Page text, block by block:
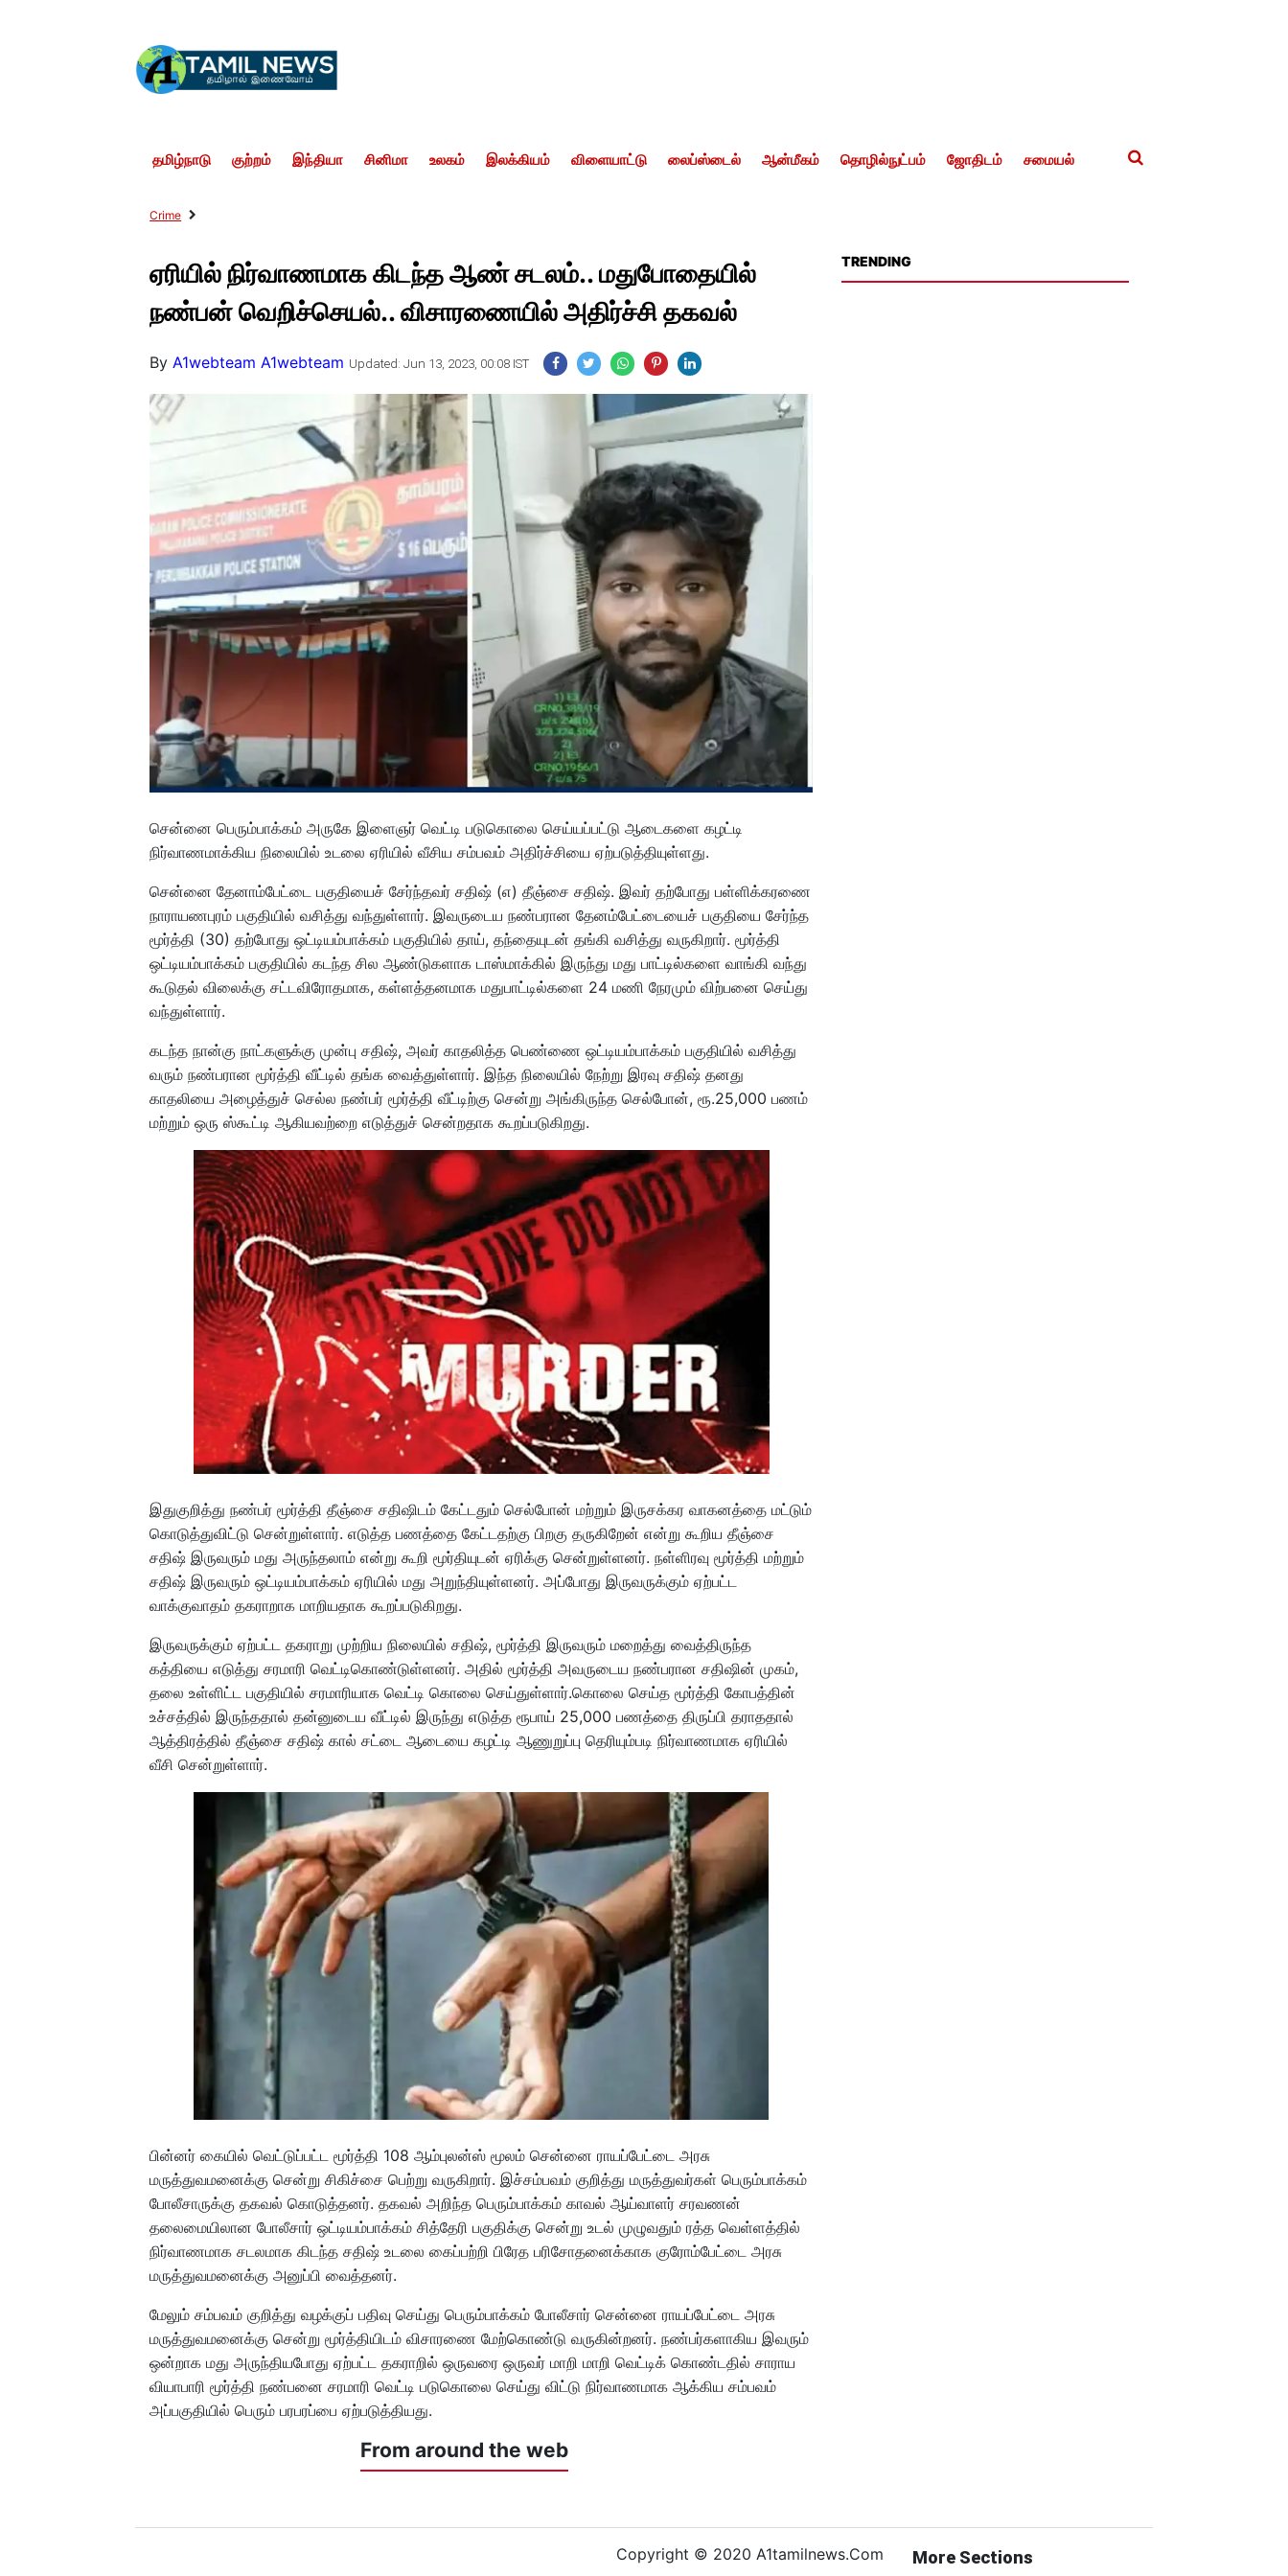
தமிழ்நாடு குற்றம் இந்தியா சினிமா உலகம் இலக்கியம் விளையாட்டு லைப்ஸ்டைல் ஆன்மீகம் தொழில்நுட்பம் ஜோதிடம் சமையல்
Crime
ஏரியில் நிர்வாணமாக கிடந்த ஆண் சடலம்.. மதுபோதையில்
நண்பன் வெறிச்செயல்.. விசாரணையில் அதிர்ச்சி தகவல்
ByA1webteam A1webteam Updated: Jun 13, 2023, 00:08 IST
சென்னை பெரும்பாக்கம் அருகே இளைஞர் வெட்டி படுகொலை செய்யப்பட்டு ஆடைகளை கழட்டி
நிர்வாணமாக்கிய நிலையில் உடலை ஏரியில் வீசிய சம்பவம் அதிர்ச்சியை ஏற்படுத்தியுள்ளது.
சென்னை தேனாம்பேட்டை பகுதியைச் சேர்ந்தவர் சதிஷ் (எ) தீஞ்சை சதிஷ். இவர் தற்போது பள்ளிக்கரணை
நாராயணபுரம் பகுதியில் வசித்து வந்துள்ளார். இவருடைய நண்பரான தேனம்பேட்டையைச் பகுதியை சேர்ந்த
மூர்த்தி (30) தற்போது ஒட்டியம்பாக்கம் பகுதியில் தாய், தந்தையுடன் தங்கி வசித்து வருகிறார். மூர்த்தி
ஒட்டியம்பாக்கம் பகுதியில் கடந்த சில ஆண்டுகளாக டாஸ்மாக்கில் இருந்து மது பாட்டில்களை வாங்கி வந்து
கூடுதல் விலைக்கு சட்டவிரோதமாக, கள்ளத்தனமாக மதுபாட்டில்களை 24 மணி நேரமும் விற்பனை செய்து
வந்துள்ளார்.
கடந்த நான்கு நாட்களுக்கு முன்பு சதிஷ், அவர் காதலித்த பெண்ணை ஒட்டியம்பாக்கம் பகுதியில் வசித்து
வரும் நண்பரான மூர்த்தி வீட்டில் தங்க வைத்துள்ளார். இந்த நிலையில் நேற்று இரவு சதிஷ் தனது
காதலியை அழைத்துச் செல்ல நண்பர் மூர்த்தி வீட்டிற்கு சென்று அங்கிருந்த செல்போன், ரூ.25,000 பணம்
மற்றும் ஒரு ஸ்கூட்டி ஆகியவற்றை எடுத்துச் சென்றதாக கூறப்படுகிறது.
இதுகுறித்து நண்பர் மூர்த்தி தீஞ்சை சதிஷிடம் கேட்டதும் செல்போன் மற்றும் இருசக்கர வாகனத்தை மட்டும்
கொடுத்துவிட்டு சென்றுள்ளார். எடுத்த பணத்தை கேட்டதற்கு பிறகு தருகிறேன் என்று கூறிய தீஞ்சை
சதிஷ் இருவரும் மது அருந்தலாம் என்று கூறி மூர்தியுடன் ஏரிக்கு சென்றுள்ளனர். நள்ளிரவு மூர்த்தி மற்றும்
சதிஷ் இருவரும் ஒட்டியம்பாக்கம் ஏரியில் மது அறுந்தியுள்ளனர். அப்போது இருவருக்கும் ஏற்பட்ட
வாக்குவாதம் தகராறாக மாறியதாக கூறப்படுகிறது.
இருவருக்கும் ஏற்பட்ட தகராறு முற்றிய நிலையில் சதிஷ், மூர்த்தி இருவரும் மறைத்து வைத்திருந்த
கத்தியை எடுத்து சரமாரி வெட்டிகொண்டுள்ளனர். அதில் மூர்த்தி அவருடைய நண்பரான சதிஷின் முகம்,
தலை உள்ளிட்ட பகுதியில் சரமாரியாக வெட்டி கொலை செய்துள்ளார்.கொலை செய்த மூர்த்தி கோபத்தின்
உச்சத்தில் இருந்ததால் தன்னுடைய வீட்டில் இருந்து எடுத்த ரூபாய் 25,000 பணத்தை திருப்பி தராததால்
ஆத்திரத்தில் தீஞ்சை சதிஷ் கால் சட்டை ஆடையை கழட்டி ஆணுறுப்பு தெரியும்படி நிர்வாணமாக ஏரியில்
வீசி சென்றுள்ளார்.
பின்னர் கையில் வெட்டுப்பட்ட மூர்த்தி 108 ஆம்புலன்ஸ் மூலம் சென்னை ராயப்பேட்டை அரசு
மருத்துவமனைக்கு சென்று சிகிச்சை பெற்று வருகிறார். இச்சம்பவம் குறித்து மருத்துவர்கள் பெரும்பாக்கம்
போலீசாருக்கு தகவல் கொடுத்தனர். தகவல் அறிந்த பெரும்பாக்கம் காவல் ஆய்வாளர் சரவணன்
தலைமையிலான போலீசார் ஒட்டியம்பாக்கம் சித்தேரி பகுதிக்கு சென்று உடல் முழுவதும் ரத்த வெள்ளத்தில்
நிர்வாணமாக சடலமாக கிடந்த சதிஷ் உடலை கைப்பற்றி பிரேத பரிசோதனைக்காக குரோம்பேட்டை அரசு
மருத்துவமனைக்கு அனுப்பி வைத்தனர்.
மேலும் சம்பவம் குறித்து வழக்குப் பதிவு செய்து பெரும்பாக்கம் போலீசார் சென்னை ராயப்பேட்டை அரசு
மருத்துவமனைக்கு சென்று மூர்த்தியிடம் விசாரணை மேற்கொண்டு வருகின்றனர். நண்பர்களாகிய இவரும்
ஒன்றாக மது அருந்தியபோது ஏற்பட்ட தகராறில் ஒருவரை ஒருவர் மாறி மாறி வெட்டிக் கொண்டதில் சாராய
வியாபாரி மூர்த்தி நண்பனை சரமாரி வெட்டி படுகொலை செய்து விட்டு நிர்வாணமாக ஆக்கிய சம்பவம்
அப்பகுதியில் பெரும் பரபரப்பை ஏற்படுத்தியது.
From around the web
TRENDING
Copyright © 2020 A1tamilnews.Com More Sections